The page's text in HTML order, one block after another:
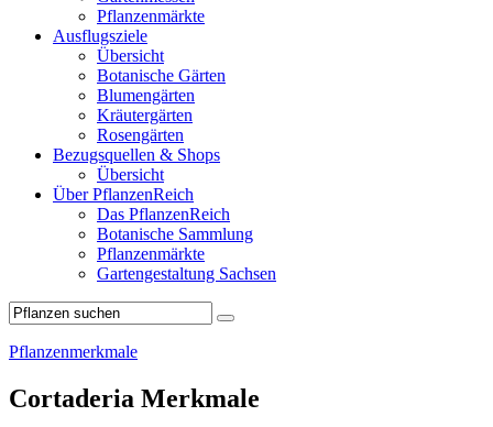
Pflanzenmärkte
Ausflugsziele
Übersicht
Botanische Gärten
Blumengärten
Kräutergärten
Rosengärten
Bezugsquellen & Shops
Übersicht
Über PflanzenReich
Das PflanzenReich
Botanische Sammlung
Pflanzenmärkte
Gartengestaltung Sachsen
Pflanzenmerkmale
Cortaderia Merkmale